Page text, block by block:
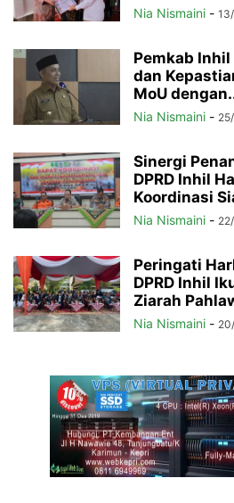
Nia Nismaini -
Pemkab Inhil
dan
MoU
Nia Nismaini -
Sinergi
DPRD Inhil
Koordinasi
Nia Nismaini -
Peringati
DPRD Inhil
Ziarah
Nia Nismaini -